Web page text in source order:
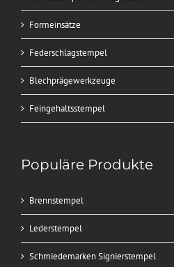
Formeinsätze
Federschlagstempel
Blechprägewerkzeuge
Feingehaltsstempel
Populäre Produkte
Brennstempel
Lederstempel
Schmiedemarken Signierstempel